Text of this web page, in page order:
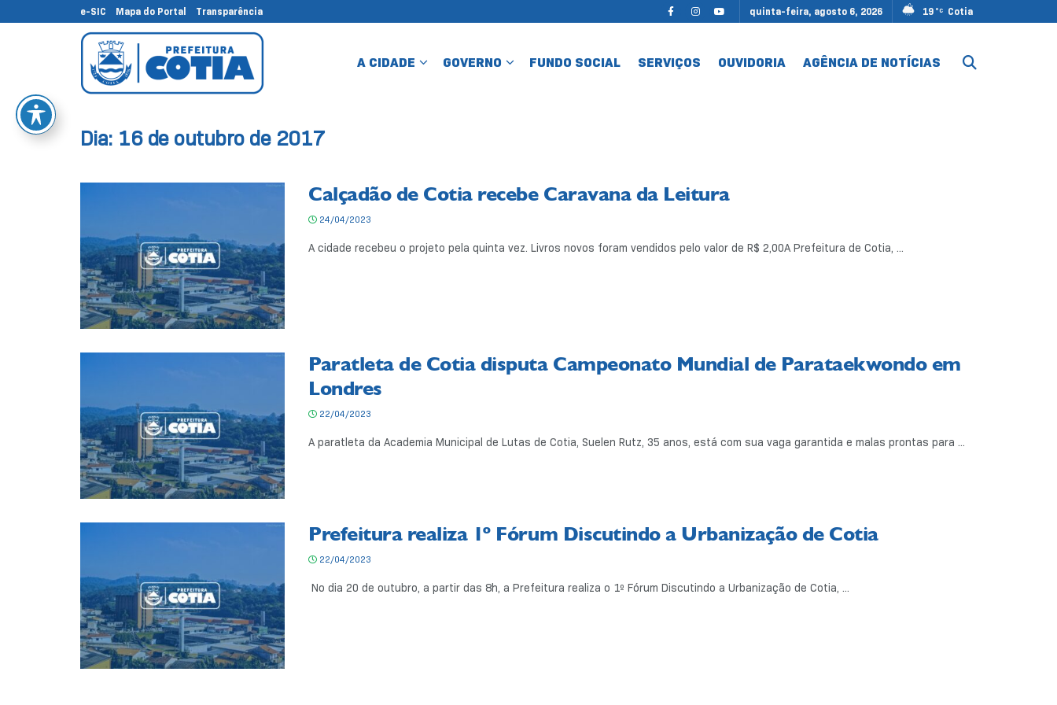
e-SIC Mapa do Portal Transparência quinta-feira, agosto 6, 2026 19 °C Cotia
A CIDADE GOVERNO FUNDO SOCIAL SERVIÇOS OUVIDORIA AGÊNCIA DE NOTÍCIAS
Dia: 16 de outubro de 2017
Calçadão de Cotia recebe Caravana da Leitura
24/04/2023
A cidade recebeu o projeto pela quinta vez. Livros novos foram vendidos pelo valor de R$ 2,00A Prefeitura de Cotia, ...
Paratleta de Cotia disputa Campeonato Mundial de Parataekwondo em
Londres
22/04/2023
A paratleta da Academia Municipal de Lutas de Cotia, Suelen Rutz, 35 anos, está com sua vaga garantida e malas prontas para ...
Prefeitura realiza 1º Fórum Discutindo a Urbanização de Cotia
22/04/2023
No dia 20 de outubro, a partir das 8h, a Prefeitura realiza o 1º Fórum Discutindo a Urbanização de Cotia, ...